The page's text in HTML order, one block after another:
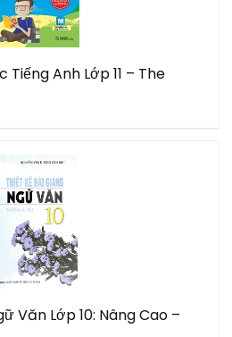
Anh Lớp 11 – The
Văn Lớp 10: Nâng Cao –